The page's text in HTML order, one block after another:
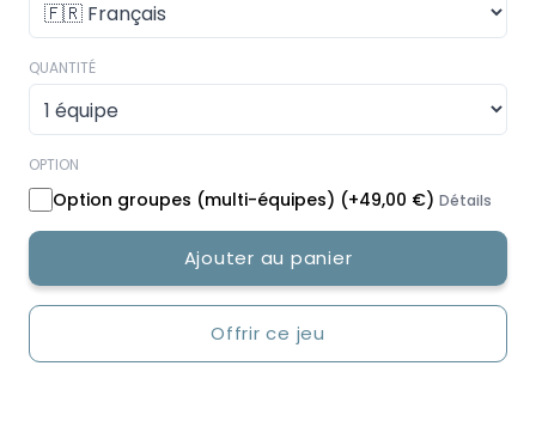
QUANTITÉ
OPTION
Option groupes (multi-équipes) (+49,00 €) Détails
Ajouter au panier
Offrir ce jeu